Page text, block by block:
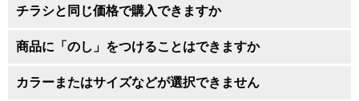
チラシと同じ価格で購入できますか
商品に「のし」をつけることはできますか
カラーまたはサイズなどが選択できません